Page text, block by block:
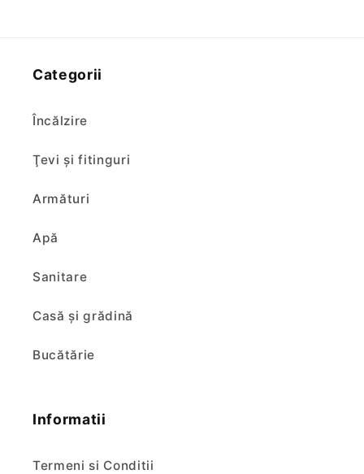
Categorii
Încălzire
Ţevi şi fitinguri
Armături
Apă
Sanitare
Casă și grădină
Bucătărie
Informatii
Termeni si Conditii